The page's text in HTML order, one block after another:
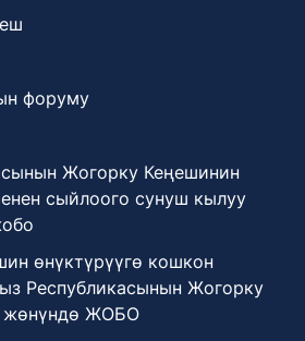
форуму
Жогорку Кеңешинин
сыйлоого сунуш кылуу
өнүктүрүүгө кошкон
Республикасынын Жогорку
жөнүндө ЖОБО